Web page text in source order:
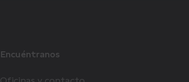
Encuéntranos